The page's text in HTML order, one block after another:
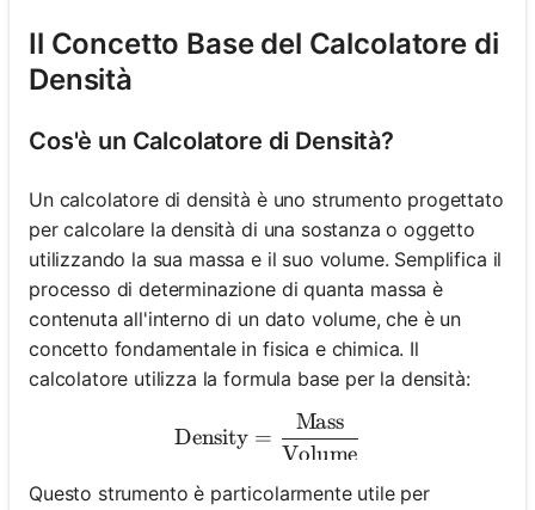
Il Concetto Base del Calcolatore di
Densità
Cos'è un Calcolatore di Densità?
Un calcolatore di densità è uno strumento progettato
per calcolare la densità di una sostanza o oggetto
utilizzando la sua massa e il suo volume. Semplifica il
processo di determinazione di quanta massa è
contenuta all'interno di un dato volume, che è un
concetto fondamentale in fisica e chimica. Il
calcolatore utilizza la formula base per la densità:
\text{Density} =
Density =
Volume
Mass
Questo strumento è particolarmente utile per